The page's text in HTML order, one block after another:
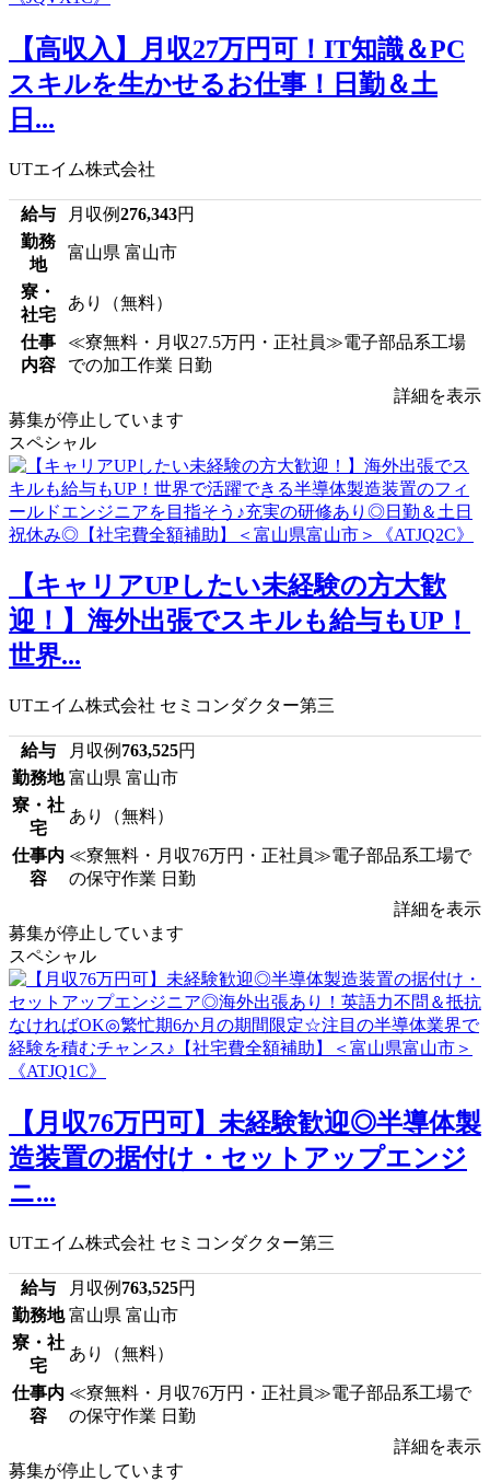
【高収入】月収27万円可！IT知識＆PC
スキルを生かせるお仕事！日勤＆土
日...
UTエイム株式会社
給与 月収例276,343円
勤務
地
富山県 富山市
寮・
社宅
あり（無料）
仕事
内容
≪寮無料・月収27.5万円・正社員≫電子部品系工場
での加工作業 日勤
詳細を表示
募集が停止しています
スペシャル
【キャリアUPしたい未経験の方大歓
迎！】海外出張でスキルも給与もUP！
世界...
UTエイム株式会社 セミコンダクター第三
給与 月収例 763,525円
勤務地 富山県 富山市
寮・社
宅
あり（無料）
仕事内
容
≪寮無料・月収76万円・正社員≫電子部品系工場で
の保守作業 日勤
詳細を表示
募集が停止しています
スペシャル
【月収76万円可】未経験歓迎◎半導体製
造装置の据付け・セットアップエンジ
ニ...
UTエイム株式会社 セミコンダクター第三
給与 月収例 763,525円
勤務地 富山県 富山市
寮・社
宅
あり（無料）
仕事内
容
≪寮無料・月収76万円・正社員≫電子部品系工場で
の保守作業 日勤
詳細を表示
募集が停止しています